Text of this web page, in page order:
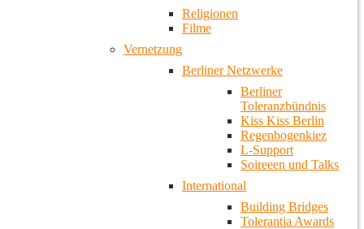
Religionen
Filme
Vernetzung
Berliner Netzwerke
Berliner
Toleranzbündnis
Kiss Kiss Berlin
Regenbogenkiez
L-Support
Soireeen und Talks
International
Building Bridges
Tolerantia Awards